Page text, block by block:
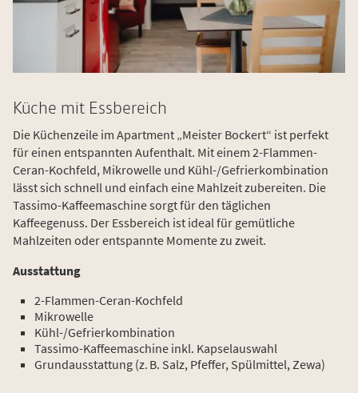
Küche mit Essbereich
Die Küchenzeile im Apartment „Meister Bockert“ ist perfekt
für einen entspannten Aufenthalt. Mit einem 2-Flammen-
Ceran-Kochfeld, Mikrowelle und Kühl-/Gefrierkombination
lässt sich schnell und einfach eine Mahlzeit zubereiten. Die
Tassimo-Kaffeemaschine sorgt für den täglichen
Kaffeegenuss. Der Essbereich ist ideal für gemütliche
Mahlzeiten oder entspannte Momente zu zweit.
Ausstattung
2-Flammen-Ceran-Kochfeld
Mikrowelle
Kühl-/Gefrierkombination
Tassimo-Kaffeemaschine inkl. Kapselauswahl
Grundausstattung (z. B. Salz, Pfeffer, Spülmittel, Zewa)